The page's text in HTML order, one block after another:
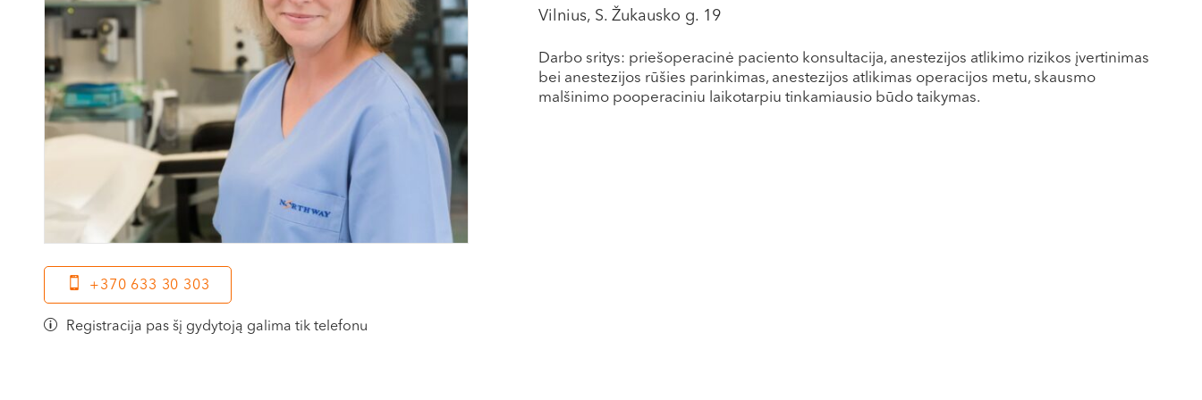
+370 633 30 303
Registracija pas šį gydytoją galima tik telefonu
Vilnius, S. Žukausko g. 19
Darbo sritys: priešoperacinė paciento konsultacija, anestezijos atlikimo rizikos įvertinimas
bei anestezijos rūšies parinkimas, anestezijos atlikimas operacijos metu, skausmo
malšinimo pooperaciniu laikotarpiu tinkamiausio būdo taikymas.